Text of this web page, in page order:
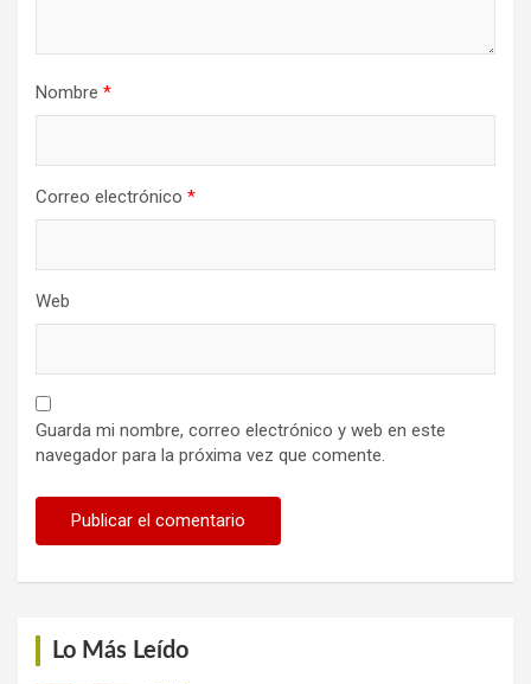
Nombre *
Correo electrónico *
Web
Guarda mi nombre, correo electrónico y web en este
navegador para la próxima vez que comente.
Lo Más Leído